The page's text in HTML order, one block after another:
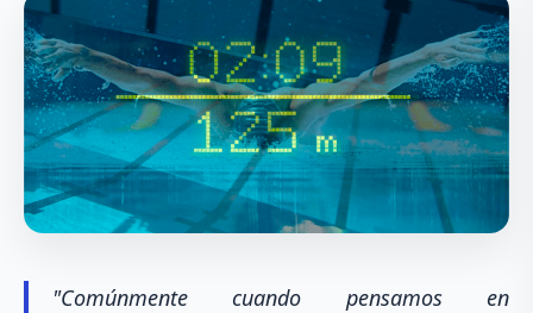
"Comúnmente cuando pensamos en